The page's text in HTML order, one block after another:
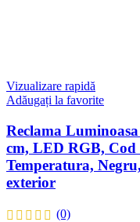
Vizualizare rapidă
Adăugați la favorite
Reclama
cm, LED RGB, Cod
Temperatura,
exterior
(0)